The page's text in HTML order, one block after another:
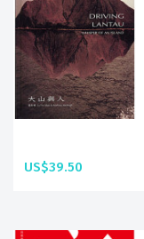
US$39.50